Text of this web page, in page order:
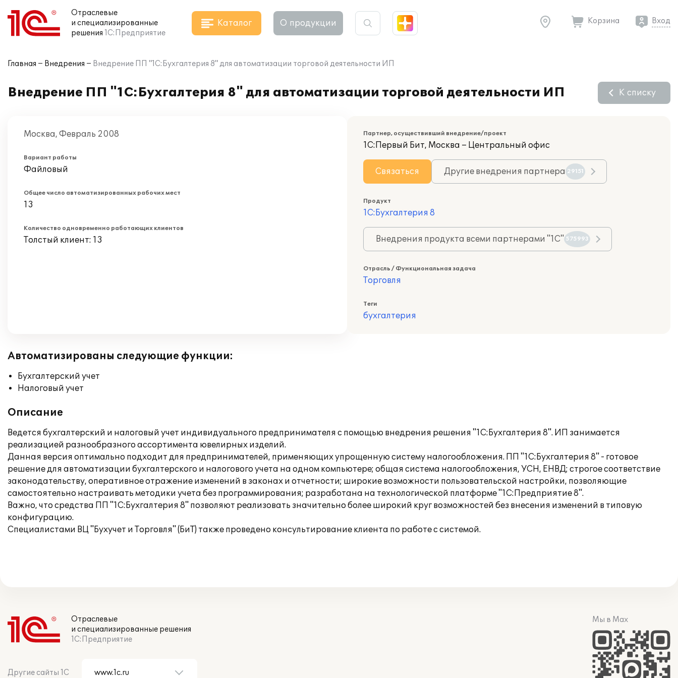
Отраслевые
и специализированные
решения 1С:Предприятие
Каталог О продукции Корзина Вход
Главная Внедрения Внедрение ПП "1С:Бухгалтерия 8" для автоматизации торговой деятельности ИП
Внедрение ПП "1С:Бухгалтерия 8" для автоматизации торговой деятельности ИП К списку
Москва, Февраль 2008
Вариант работы
Файловый
Общее число автоматизированных рабочих мест
13
Количество одновременно работающих клиентов
Толстый клиент: 13
Партнер, осуществивший внедрение/проект
1С:Первый Бит, Москва – Центральный офис
Связаться Другие внедрения партнера 29151
Продукт
1С:Бухгалтерия 8
Внедрения продукта всеми партнерами "1С" 575993
Отрасль / Функциональная задача
Торговля
Теги
бухгалтерия
Автоматизированы следующие функции:
Бухгалтерский учет
Налоговый учет
Описание
Ведется бухгалтерский и налоговый учет индивидуального предпринимателя с помощью внедрения решения "1С:Бухгалтерия 8". ИП занимается
реализацией разнообразного ассортимента ювелирных изделий.
Данная версия оптимально подходит для предпринимателей, применяющих упрощенную систему налогообложения. ПП "1С:Бухгалтерия 8" - готовое
решение для автоматизации бухгалтерского и налогового учета на одном компьютере; общая система налогообложения, УСН, ЕНВД; строгое соответствие
законодательству, оперативное отражение изменений в законах и отчетности; широкие возможности пользовательской настройки, позволяющие
самостоятельно настраивать методики учета без программирования; разработана на технологической платформе "1С:Предприятие 8".
Важно, что средства ПП "1С:Бухгалтерия 8" позволяют реализовать значительно более широкий круг возможностей без внесения изменений в типовую
конфигурацию.
Специалистами ВЦ "Бухучет и Торговля" (БиТ) также проведено консультирование клиента по работе с системой.
Отраслевые
и специализированные решения
1С:Предприятие
Другие сайты 1С
Мы в Max